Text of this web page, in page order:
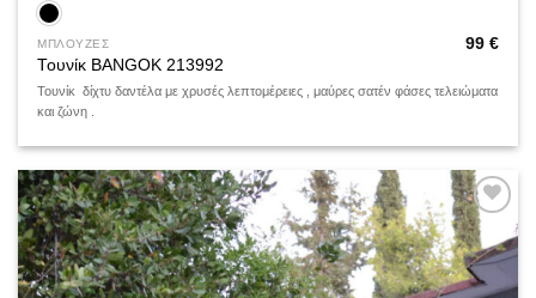
ΜΠΛΟΥΖΕΣ
Τουνίκ BANGOK 213992
99 €
Τουνίκ δίχτυ δαντέλα με χρυσές λεπτομέρειες , μαύρες σατέν φάσες τελειώματα
και ζώνη .
Add to
wishlist